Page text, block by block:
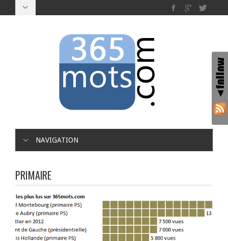
NAVIGATION
PRIMAIRE